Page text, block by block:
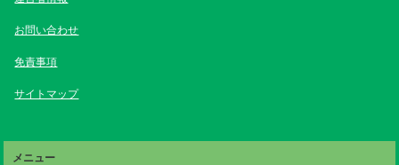
お問い合わせ
免責事項
サイトマップ
メニュー